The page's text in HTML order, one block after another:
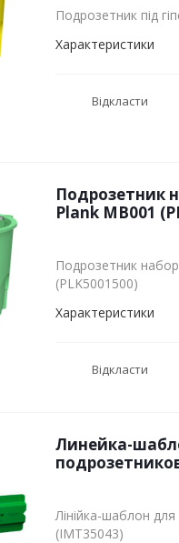
Подрозетник під
Характеристики
Відкласти
Подрозетник
Plank MB001
Подрозетник
(PLK5001500)
Характеристики
Відкласти
Линейка-
Лінійка-шаблон
(IMT35043)